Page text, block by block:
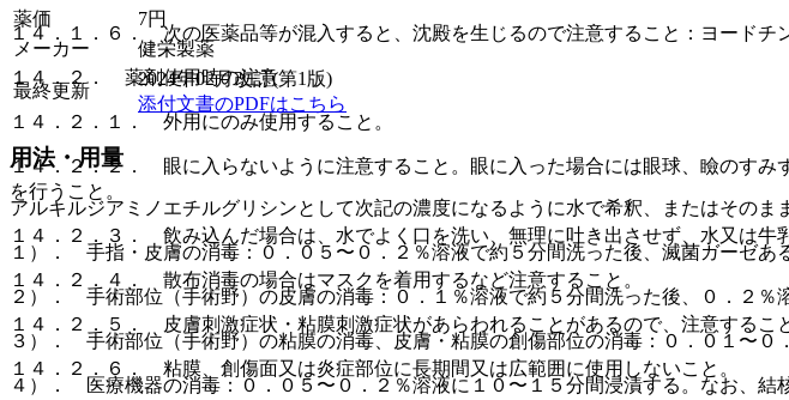
１４．１．６． 次の医薬品等が混入すると、沈殿を生じるので注意すること：ヨードチ
１４．２． 薬剤使用時の注意
１４．２．１． 外用にのみ使用すること。
１４．２．２． 眼に入らないように注意すること。眼に入った場合には眼球、瞼のす
を行うこと。
１４．２．３． 飲み込んだ場合は、水でよく口を洗い、無理に吐き出させず、水又は牛
１４．２．４． 散布消毒の場合はマスクを着用するなど注意すること。
１４．２．５． 皮膚刺激症状・粘膜刺激症状があらわれることがあるので、注意するこ
１４．２．６． 粘膜、創傷面又は炎症部位に長期間又は広範囲に使用しないこと。
薬価
7円
メーカー
健栄製薬
最終更新
2024年02月改訂(第1版)
添付文書のPDFはこちら
用法・用量
アルキルジアミノエチルグリシンとして次記の濃度になるように水で希釈、またはそのま
１）． 手指・皮膚の消毒：０．０５〜０．２％溶液で約５分間洗った後、滅菌ガーゼあ
２）． 手術部位（手術野）の皮膚の消毒：０．１％溶液で約５分間洗った後、０．２％
３）． 手術部位（手術野）の粘膜の消毒、皮膚・粘膜の創傷部位の消毒：０．０１〜０
４）． 医療機器の消毒：０．０５〜０．２％溶液に１０〜１５分間浸漬する。なお、結